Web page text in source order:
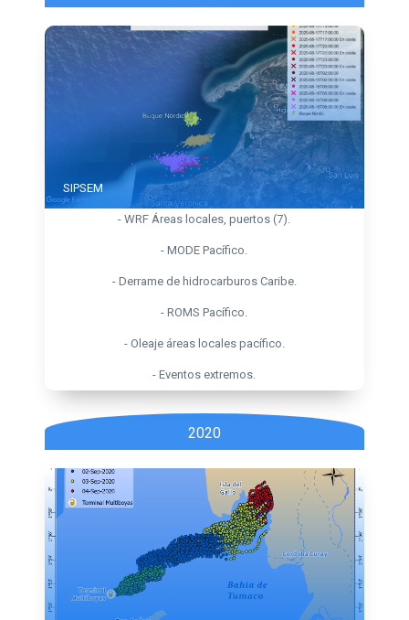
SIPSEM
- WRF Áreas locales, puertos (7).
- MODE Pacífico.
- Derrame de hidrocarburos Caribe.
- ROMS Pacífico.
- Oleaje áreas locales pacífico.
- Eventos extremos.
2020